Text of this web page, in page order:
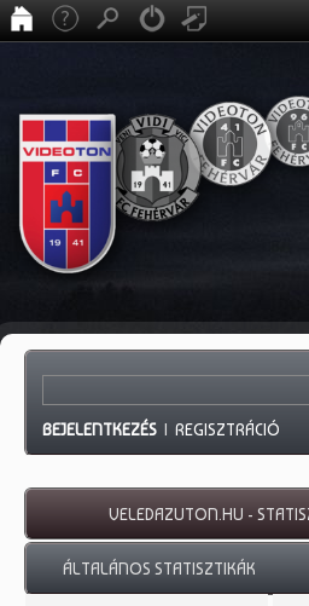
BEJELENTKEZÉS |REGISZTRÁCIÓ
VELEDAZUTON.HU -
ÁLTALÁNOS STATISZTIKÁK